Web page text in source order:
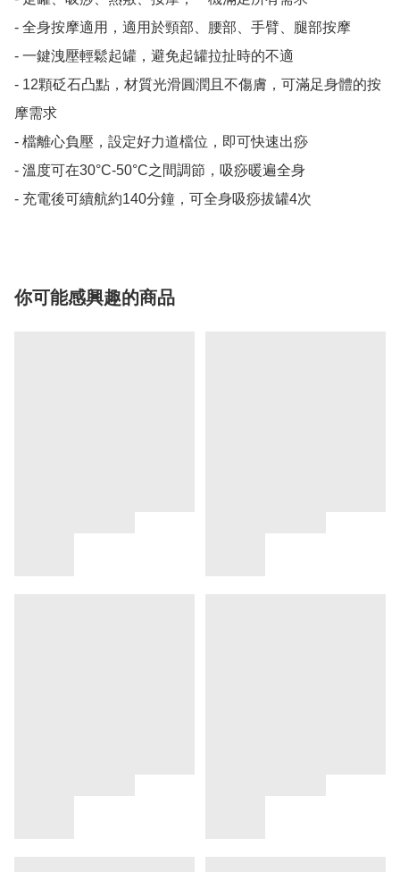
- 全身按摩適用，適用於頸部、腰部、手臂、腿部按摩
- 一鍵洩壓輕鬆起罐，避免起罐拉扯時的不適
- 12顆砭石凸點，材質光滑圓潤且不傷膚，可滿足身體的按
摩需求
- 檔離心負壓，設定好力道檔位，即可快速出痧
- 溫度可在30°C-50°C之間調節，吸痧暖遍全身
- 充電後可續航約140分鐘，可全身吸痧拔罐4次
你可能感興趣的商品